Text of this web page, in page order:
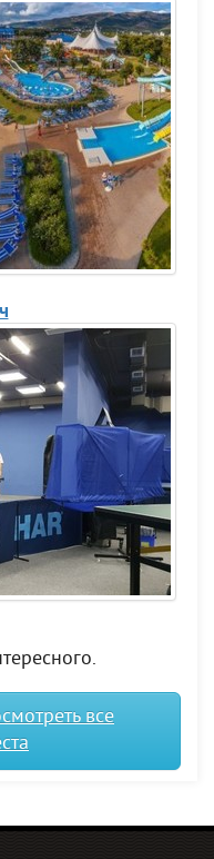
все